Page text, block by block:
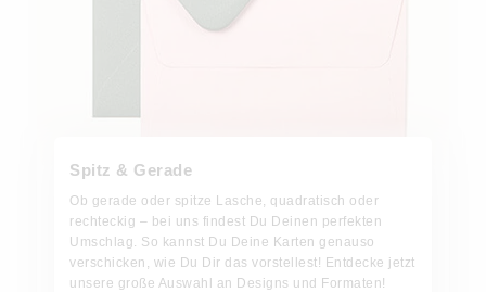
Spitz & Gerade
Ob gerade oder spitze Lasche, quadratisch oder
rechteckig – bei uns findest Du Deinen perfekten
Umschlag. So kannst Du Deine Karten genauso
verschicken, wie Du Dir das vorstellest! Entdecke jetzt
unsere große Auswahl an Designs und Formaten!